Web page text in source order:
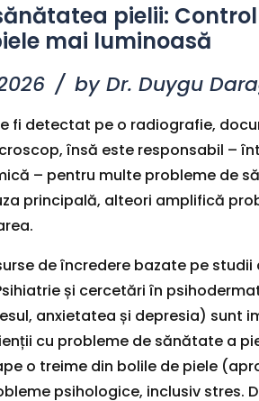
pielii:
mai luminoasă
by Dr. Duygu
fi detectat pe o radiografie,
însă este responsabil –
– pentru multe probleme de
principală, alteori amplifică
de încredere bazate pe studii
și cercetări în
anxietatea și depresia) sunt
cu probleme de sănătate a
o treime din bolile de piele
psihologice, inclusiv stres.